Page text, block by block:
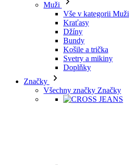
Muži
Vše v kategorii Muži
Kraťasy
Džíny
Bundy
Košile a trička
Svetry a mikiny
Doplňky
Značky
Všechny značky Značky